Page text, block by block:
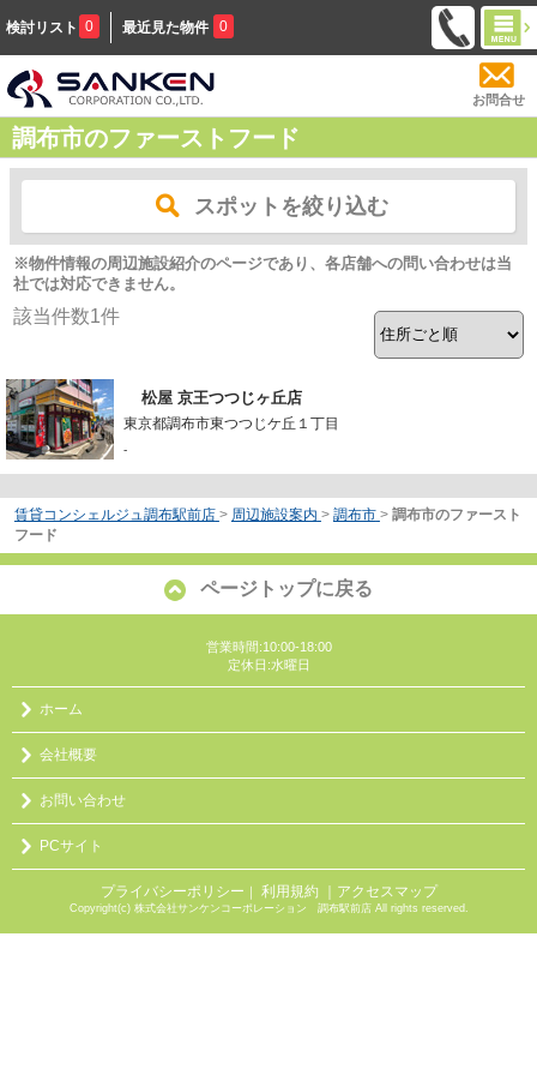
検討リスト 0 最近見た物件 0
お問合せ
調布市のファーストフード
スポットを絞り込む
※物件情報の周辺施設紹介のページであり、各店舗への問い合わせは当
社では対応できません。
該当件数1件
松屋 京王つつじヶ丘店
東京都調布市東つつじケ丘１丁目
-
賃貸コンシェルジュ調布駅前店 > 周辺施設案内 > 調布市 > 調布市のファースト
フード
ページトップに戻る
営業時間:10:00-18:00
定休日:水曜日
ホーム
会社概要
お問い合わせ
PCサイト
プライバシーポリシー ｜ 利用規約 ｜アクセスマップ
Copyright(c) 株式会社サンケンコーポレーション 調布駅前店 All rights reserved.